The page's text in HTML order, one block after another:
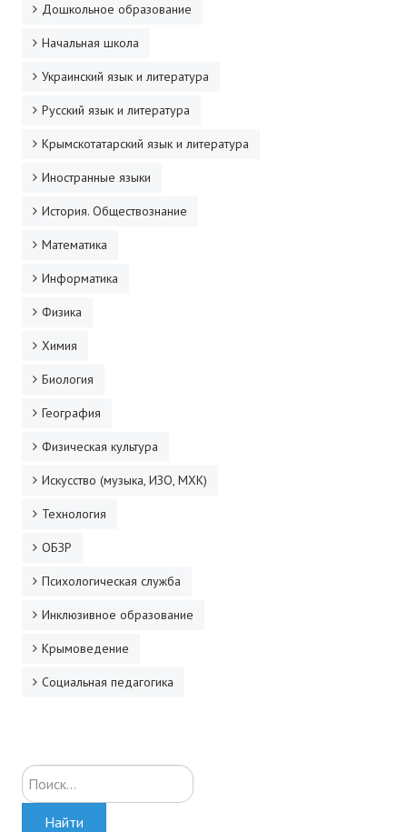
Профессиональная переподготовка
Повышение квалификации
КОНТАКТЫ
Дошкольное образование
Начальная школа
Украинский язык и литература
Русский язык и литература
Крымскотатарский язык и литература
Иностранные языки
История. Обществознание
Математика
Информатика
Физика
Химия
Биология
География
Физическая культура
Искусство (музыка, ИЗО, МХК)
Технология
ОБЗР
Психологическая служба
Инклюзивное образование
Крымоведение
Социальная педагогика
Искать...
Найти